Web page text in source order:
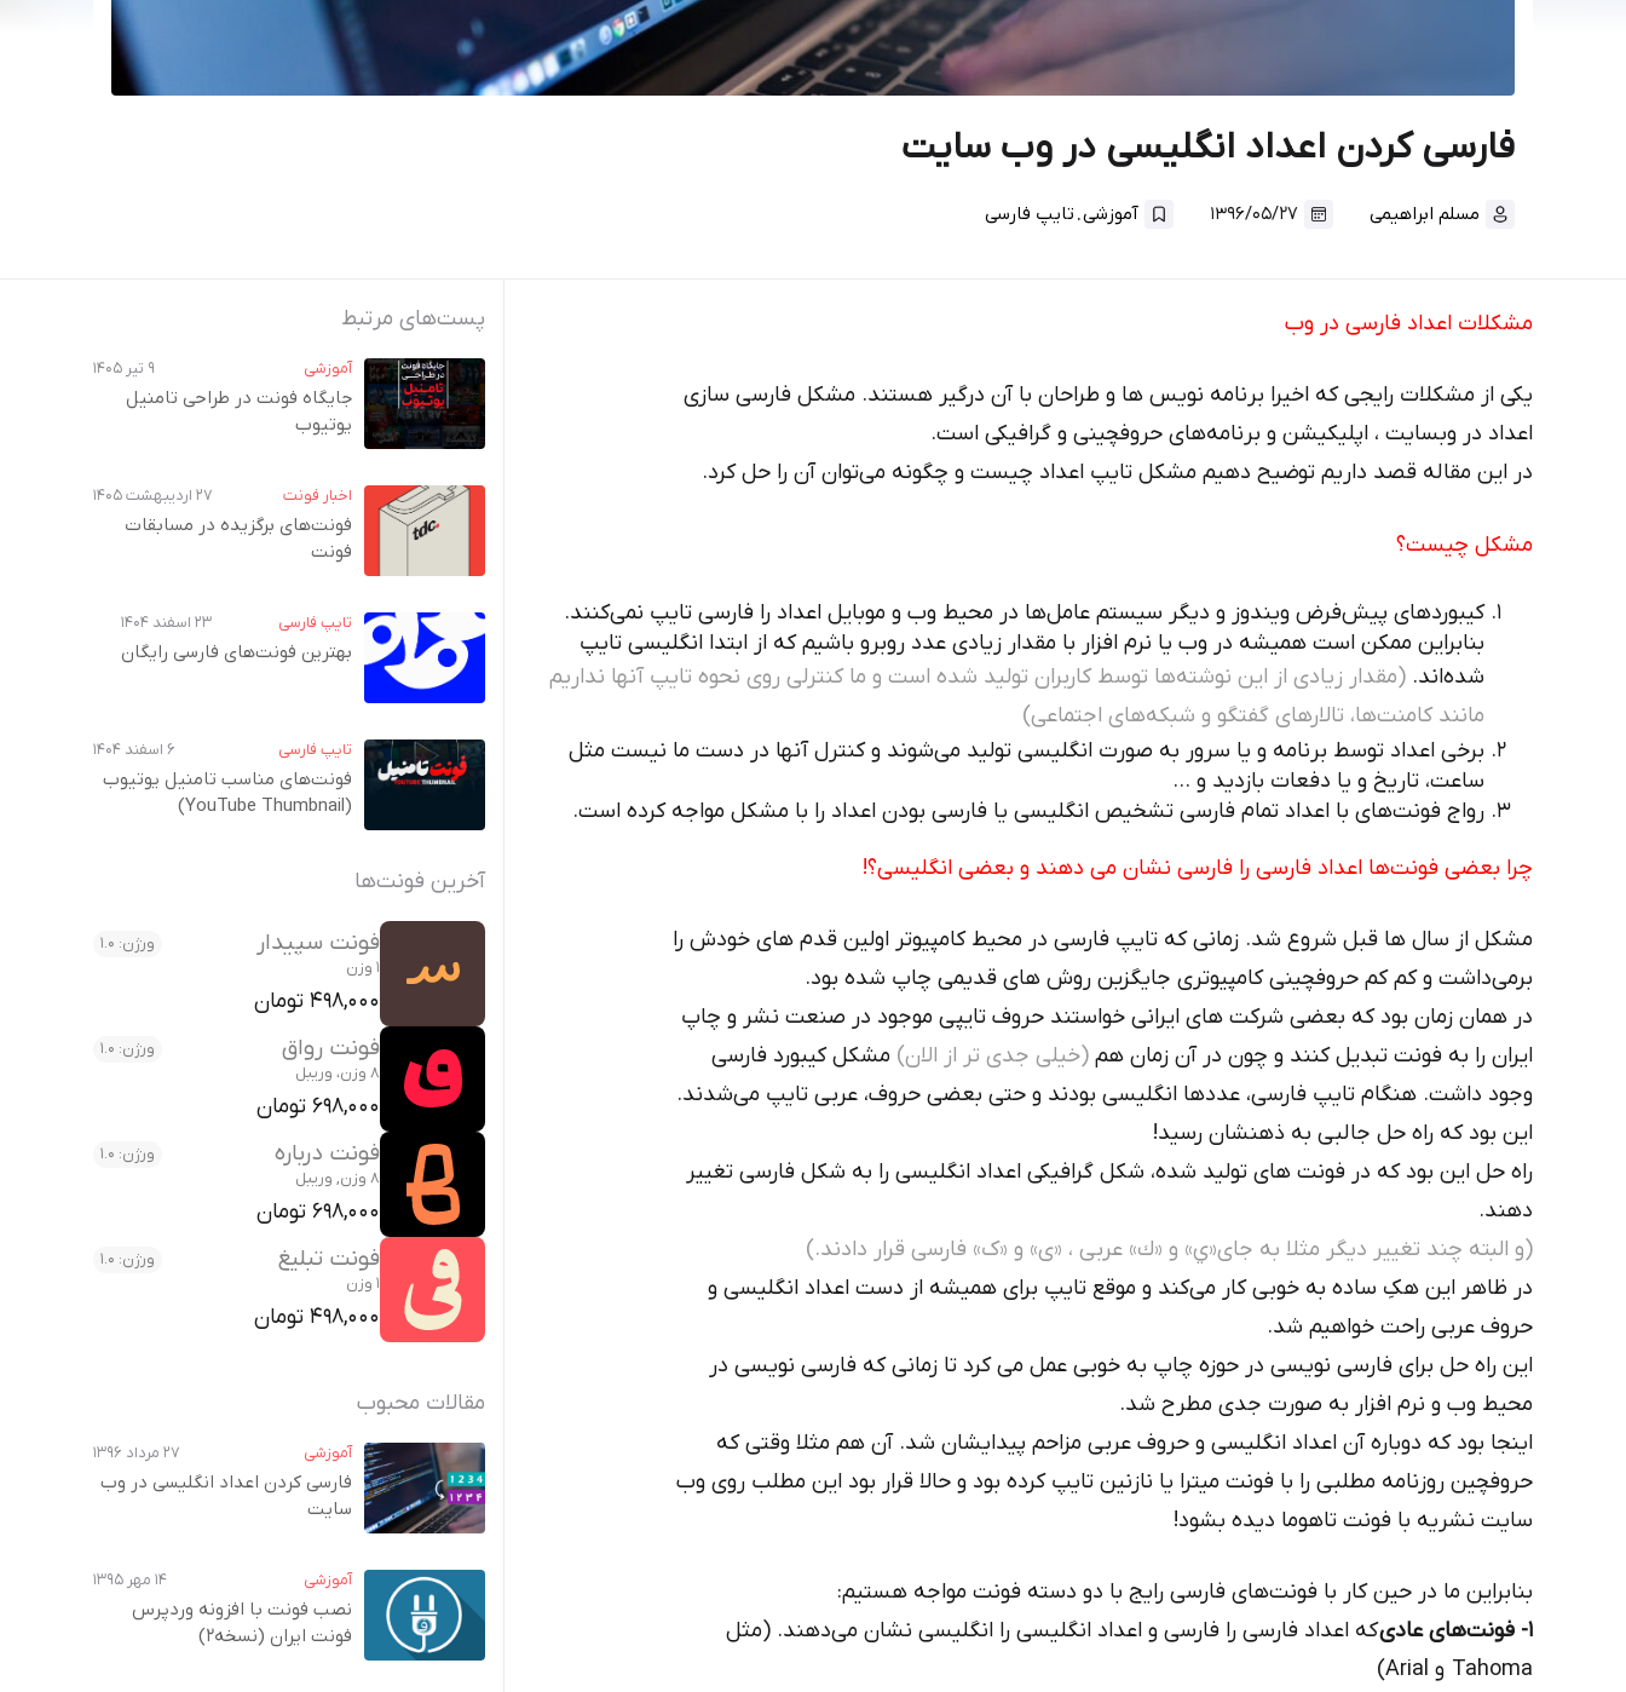
فارسی کردن اعداد انگلیسی در وب‌ سایت
مسلم ابراهیمی ۱۳۹۶/۰۵/۲۷ آموزشی. تایپ فارسی
مشکلات اعداد فارسی در وب
یکی از مشکلات رایجی که اخیرا برنامه نویس ها و طراحان با آن درگیر هستند. مشکل فارسی سازی
اعداد در وبسایت ، اپلیکیشن و برنامه‌های حروفچینی و گرافیکی است.
در این مقاله قصد داریم توضیح دهیم مشکل تایپ اعداد چیست و چگونه می‌توان آن را حل کرد.
مشکل چیست؟
کیبوردهای پیش‌فرض ویندوز و دیگر سیستم عامل‌ها در محیط وب و موبایل اعداد را فارسی تایپ نمی‌کنند.
بنا‌براین ممکن است همیشه در وب یا نرم افزار با مقدار زیادی عدد روبرو باشیم که از ابتدا انگلیسی تایپ
شده‌اند. (مقدار زیادی از این نوشته‌ها توسط کاربران تولید شده است و ما کنترلی روی نحوه تایپ آنها نداریم
مانند کامنت‌ها، تالارهای گفتگو و شبکه‌های اجتماعی)
برخی اعداد توسط برنامه و یا سرور به صورت انگلیسی تولید می‌شوند و کنترل آنها در دست ما نیست مثل
ساعت، تاریخ و یا دفعات بازدید و …
رواج فونت‌های با اعداد تمام فارسی تشخیص انگلیسی یا فارسی بودن اعداد را با مشکل مواجه کرده است.
چرا بعضی فونت‌ها اعداد فارسی را فارسی نشان می دهند و بعضی انگلیسی؟!
مشکل از سال ها قبل شروع شد. زمانی که تایپ فارسی در محیط کامپیوتر اولین قدم های خودش را
برمی‌داشت و کم کم حروفچینی کامپیوتری جایگزین روش های قدیمی چاپ شده بود.
در همان زمان بود که بعضی شرکت های ایرانی خواستند حروف تایپی موجود در صنعت نشر و چاپ
ایران را به فونت تبدیل کنند و چون در آن زمان هم (خیلی جدی تر از الان) مشکل کیبورد فارسی
وجود داشت. هنگام تایپ فارسی، عددها انگلیسی بودند و حتی بعضی حروف، عربی تایپ می‌شدند.
این بود که راه حل جالبی به ذهنشان رسید!
راه حل این بود که در فونت های تولید شده، شکل گرافیکی اعداد انگلیسی را به شکل فارسی تغییر
دهند.
(و البته چند تغییر دیگر مثلا به جای«ي» و «ك» عربی ، «ی» و «ک» فارسی قرار دادند.)
در ظاهر این هکِ ساده به خوبی کار می‌کند و موقع تایپ برای همیشه از دست اعداد انگلیسی و
حروف عربی راحت خواهیم شد.
این راه حل برای فارسی نویسی در حوزه چاپ به خوبی عمل می کرد تا زمانی که فارسی نویسی در
محیط وب و نرم افزار به صورت جدی مطرح شد.
اینجا بود که دوباره آن اعداد انگلیسی و حروف عربی مزاحم پیدایشان شد. آن هم مثلا وقتی که
حروفچین روزنامه مطلبی را با فونت میترا یا نازنین تایپ کرده بود و حالا قرار بود این مطلب روی وب
سایت نشریه با فونت تاهوما دیده بشود!
بنابراین ما در حین کار با فونت‌های فارسی رایج با دو دسته فونت مواجه هستیم:
۱- فونت‌های عادی
که اعداد فارسی را فارسی و اعداد انگلیسی را انگلیسی نشان می‌دهند. (مثل
Tahoma و Arial)
پست‌های مرتبط
آموزشی ۹ تیر ۱۴۰۵
جایگاه فونت در طراحی تامنیل
یوتیوب
اخبار فونت ۲۷ اردیبهشت ۱۴۰۵
فونت‌های برگزیده در مسابقات
فونت
تایپ فارسی ۲۳ اسفند ۱۴۰۴
بهترین فونت‌های فارسی رایگان
تایپ فارسی ۶ اسفند ۱۴۰۴
فونت‌های مناسب تامنیل یوتیوب
(YouTube Thumbnail)
آخرین فونت‌ها
فونت سپیدار
ورژن: 1.0
1 وزن
498,000 تومان
فونت رواق
ورژن: 1.0
8 وزن، وریبل
698,000 تومان
فونت درباره
ورژن: 1.0
8 وزن, وریبل
698,000 تومان
فونت تبلیغ
ورژن: 1.0
1 وزن
498,000 تومان
مقالات محبوب
آموزشی ۲۷ مرداد ۱۳۹۶
فارسی کردن اعداد انگلیسی در وب‌
سایت
آموزشی ۱۴ مهر ۱۳۹۵
نصب فونت با افزونه وردپرس
فونت ایران (نسخه2)